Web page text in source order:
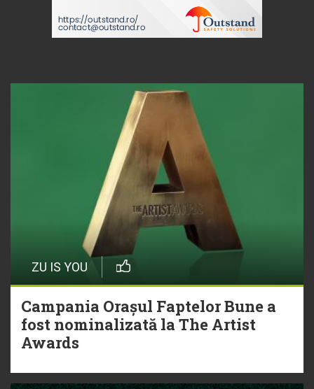
ZU IS YOU
Campania Orașul Faptelor Bune a
fost nominalizată la The Artist
Awards